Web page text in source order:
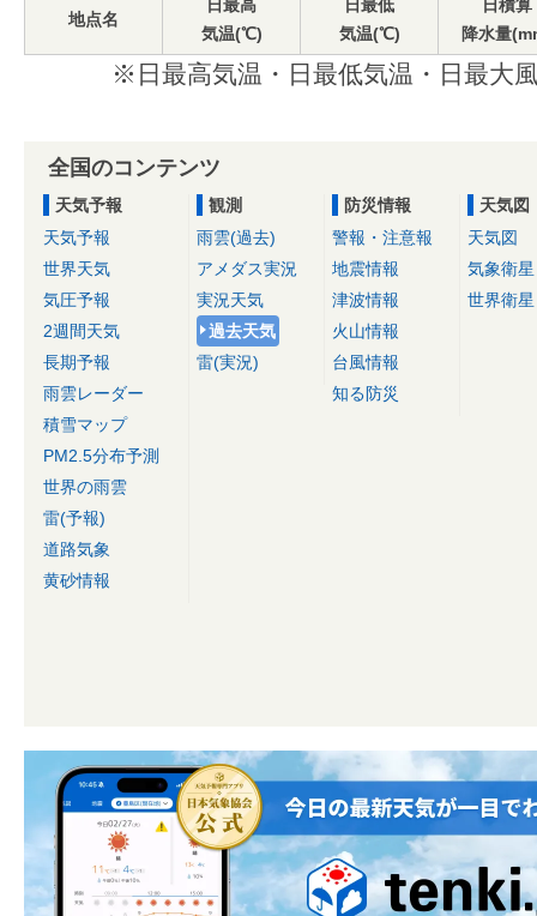
地点名
日最高
気温(℃)
日最低
気温(℃)
日積算
降水量
※日最高気温・日最低気温・日最大
全国のコンテンツ
天気予報
天気予報
世界天気
気圧予報
2週間天気
長期予報
雨雲レーダー
積雪マップ
PM2.5分布予測
世界の雨雲
雷(予報)
道路気象
黄砂情報
観測
雨雲(過去)
アメダス実況
実況天気
過去天気
雷(実況)
防災情報
警報・注意報
地震情報
津波情報
火山情報
台風情報
知る防災
天気図
天気図
気象衛星
世界衛星